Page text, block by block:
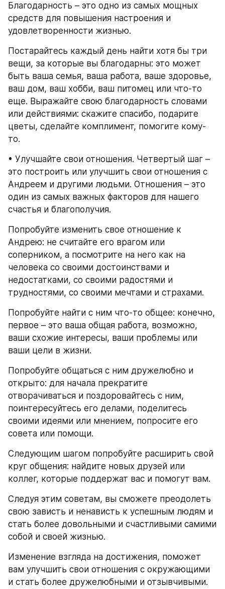
Благодарность – это одно из самых мощных
средств для повышения настроения и
удовлетворенности жизнью.
Постарайтесь каждый день найти хотя бы три
вещи, за которые вы благодарны: это может
быть ваша семья, ваша работа, ваше здоровье,
ваш дом, ваш хобби, ваш питомец или что-то
еще. Выражайте свою благодарность словами
или действиями: скажите спасибо, подарите
цветы, сделайте комплимент, помогите кому-
то.
• Улучшайте свои отношения. Четвертый шаг –
это построить или улучшить свои отношения с
Андреем и другими людьми. Отношения – это
один из самых важных факторов для нашего
счастья и благополучия.
Попробуйте изменить свое отношение к
Андрею: не считайте его врагом или
соперником, а посмотрите на него как на
человека со своими достоинствами и
недостатками, со своими радостями и
трудностями, со своими мечтами и страхами.
Попробуйте найти с ним что-то общее: конечно,
первое – это ваша общая работа, возможно,
ваши схожие интересы, ваши проблемы или
ваши цели в жизни.
Попробуйте общаться с ним дружелюбно и
открыто: для начала прекратите
отворачиваться и поздоровайтесь с ним,
поинтересуйтесь его делами, поделитесь
своими идеями или мнением, попросите его
совета или помощи.
Следующим шагом попробуйте расширить свой
круг общения: найдите новых друзей или
коллег, которые поддержат вас и помогут вам.
Следуя этим советам, вы сможете преодолеть
свою зависть и ненависть к успешным людям и
стать более довольными и счастливыми самими
собой и своей жизнью.
Изменение взгляда на достижения, поможет
вам улучшить свои отношения с окружающими
и стать более дружелюбными и отзывчивыми.